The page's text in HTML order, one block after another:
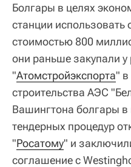
Болгары в целях
станции использовать
стоимостью 800
они раньше закупали у
"Атомстройэкспорта"
строительства АЭС
Вашингтона болгары в
тендерных процедур
"Росатому" и
соглашение с